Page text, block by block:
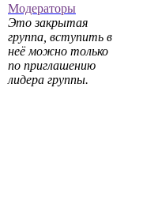
Модераторы
Это закрытая
группа, вступить в
неё можно только
по приглашению
лидера группы.